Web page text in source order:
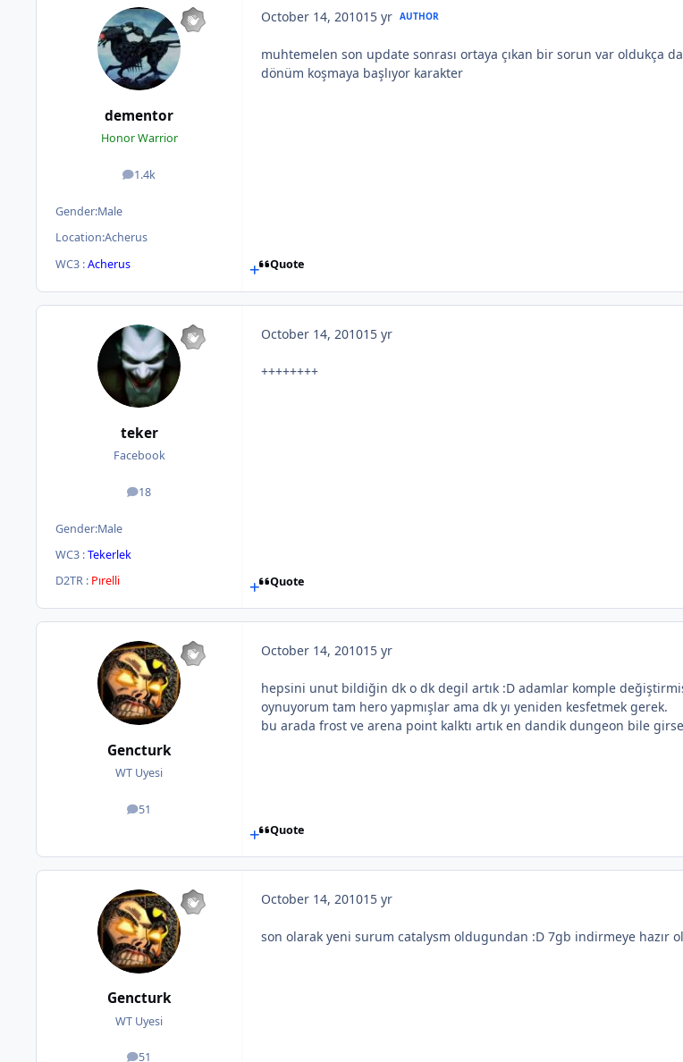
dementor
Honor Warrior
1.4k
posts
Gender:Male
Location:Acherus
WC3 :Acherus
October 14, 201015 yr AUTHOR
muhtemelen son update sonrası ortaya çıkan bir sorun var
dönüm koşmaya başlıyor karakter
Quote
teker
Facebook
18
posts
Gender:Male
WC3 :Tekerlek
D2TR : Pırelli
October 14, 201015 yr
++++++++
Quote
Gencturk
WT Uyesi
51
posts
October 14, 201015 yr
hepsini unut bildiğin dk o dk degil artık :D adamlar komple
oynuyorum tam hero yapmışlar ama dk yı yeniden kesfetmek gerek.
bu arada frost ve arena point kalktı artık en dandik dungeon bile
Quote
Gencturk
WT Uyesi
51
October 14, 201015 yr
son olarak yeni surum catalysm oldugundan :D 7gb indirmeye hazır